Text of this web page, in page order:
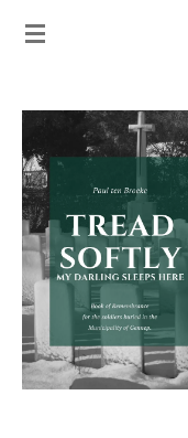
Ga
de
hoofdinhoud